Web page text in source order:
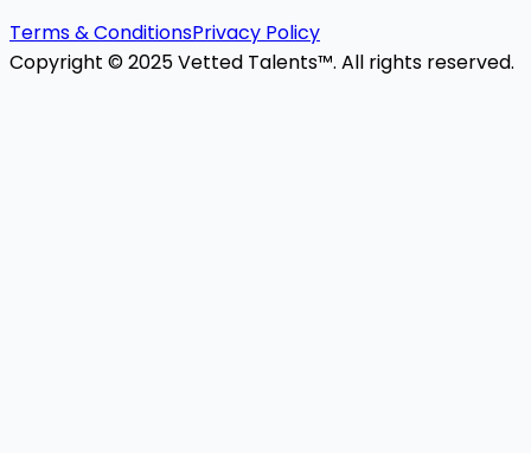
Terms & ConditionsPrivacy Policy
Copyright © 2025 Vetted Talents™. All rights reserved.